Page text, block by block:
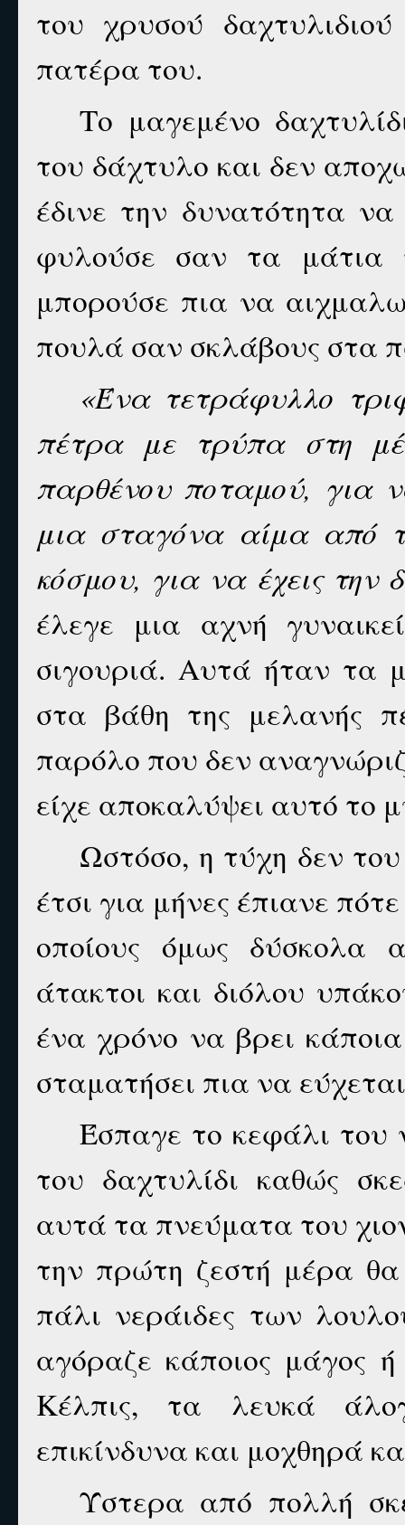
του χρυσού
πατέρα του.
Το μαγεμένο
του δάχτυλο και δεν
έδινε την δυνατότητα
φυλούσε σαν τα μάτια
μπορούσε πια να
πουλά σαν σκλάβους στα
«Ένα τετράφυλλο
πέτρα με τρύπα στη
παρθένου ποταμού, για
μια σταγόνα αίμα από
κόσμου, για να έχεις την
έλεγε μια αχνή
σιγουριά. Αυτά ήταν τα
στα βάθη της μελανής
παρόλο που δεν
είχε αποκαλύψει αυτό το
Ωστόσο, η τύχη δεν
έτσι για μήνες έπιανε
οποίους όμως δύσκολα
άτακτοι και διόλου
ένα χρόνο να βρει
σταματήσει πια να
Έσπαγε το κεφάλι του
του δαχτυλίδι καθώς
αυτά τα πνεύματα του
την πρώτη ζεστή μέρα
πάλι νεράιδες των
αγόραζε κάποιος μάγος
Κέλπις, τα λευκά
επικίνδυνα και μοχθηρά
Ύστερα από πολλή